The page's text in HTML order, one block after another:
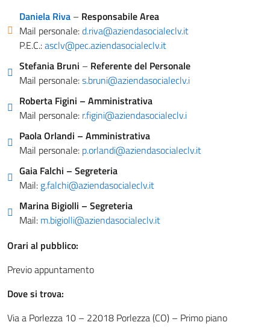
Daniela Riva – Responsabile Area
Mail personale:d.riva@aziendasocialeclv.it
P.E.C.:asclv@pec.aziendasocialeclv.it
Stefania Bruni – Referente del Personale
Mail personale:s.bruni@aziendasocialeclv.i
Roberta Figini – Amministrativa
Mail personale: r.figini@aziendasocialeclv.i
Paola Orlandi – Amministrativa
Mail personale: p.orlandi@aziendasocialeclv.it
Gaia Falchi – Segreteria
Mail: g.falchi@aziendasocialeclv.it
Marina Bigiolli – Segreteria
Mail: m.bigiolli@aziendasocialeclv.it
Orari al pubblico:
Previo appuntamento
Dove si trova:
Via a Porlezza 10 – 22018 Porlezza (CO) – Primo piano